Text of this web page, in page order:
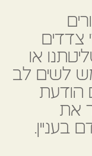
צדדים
או
לשים לב
הודעת
את
בעניין.